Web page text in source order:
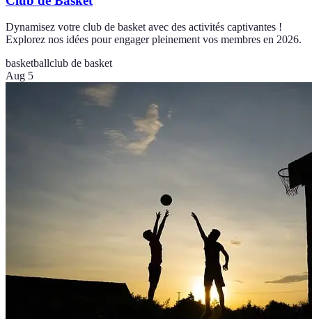
Dynamisez votre club de basket avec des activités captivantes !
Explorez nos idées pour engager pleinement vos membres en 2026.
basketballclub de basket
Aug 5